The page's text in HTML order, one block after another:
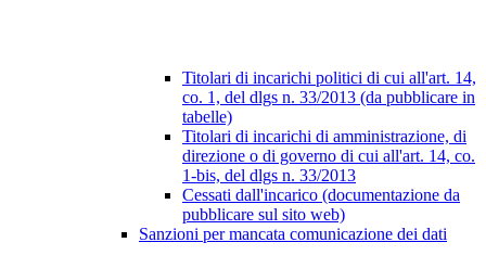
Titolari di incarichi politici di cui all'art. 14,
co. 1, del dlgs n. 33/2013 (da pubblicare in
tabelle)
Titolari di incarichi di amministrazione, di
direzione o di governo di cui all'art. 14, co.
1-bis, del dlgs n. 33/2013
Cessati dall'incarico (documentazione da
pubblicare sul sito web)
Sanzioni per mancata comunicazione dei dati